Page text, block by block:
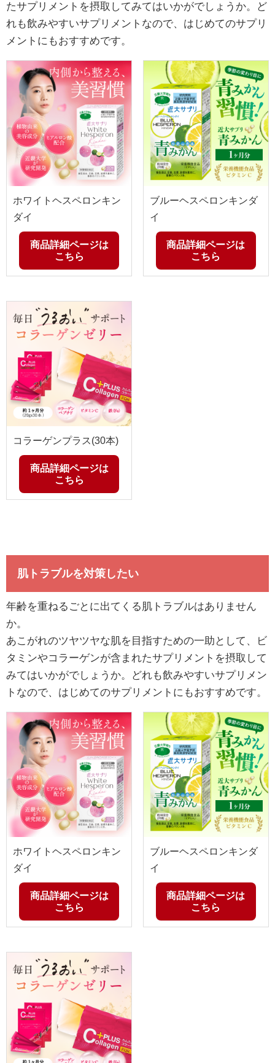
たサプリメントを摂取してみてはいかがでしょうか。ど
れも飲みやすいサプリメントなので、はじめてのサプリ
メントにもおすすめです。
ホワイトヘスペロンキン
ダイ
商品詳細ページは
こちら
ブルーヘスペロンキンダ
イ
商品詳細ページは
こちら
コラーゲンプラス(30本)
商品詳細ページは
こちら
肌トラブルを対策したい
年齢を重ねるごとに出てくる肌トラブルはありません
か。
あこがれのツヤツヤな肌を目指すための一助として、ビ
タミンやコラーゲンが含まれたサプリメントを摂取して
みてはいかがでしょうか。どれも飲みやすいサプリメン
トなので、はじめてのサプリメントにもおすすめです。
ホワイトヘスペロンキン
ダイ
商品詳細ページは
こちら
ブルーヘスペロンキンダ
イ
商品詳細ページは
こちら